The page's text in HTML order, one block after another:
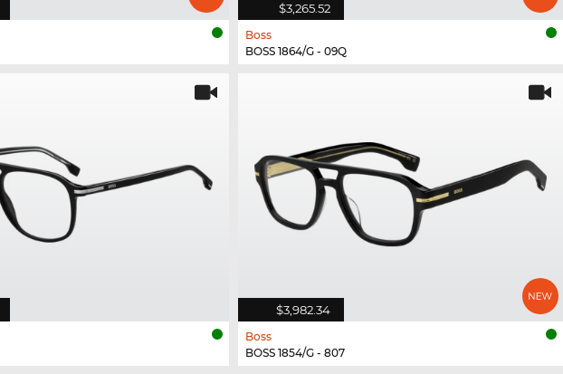
$3,265.52
Boss
BOSS 1864/G - 09Q
$3,982.34
Boss
BOSS 1854/G - 807